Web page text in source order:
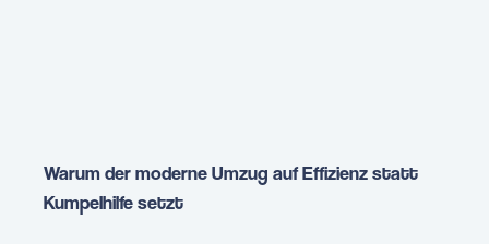
Warum der moderne Umzug auf Effizienz statt
Kumpelhilfe setzt